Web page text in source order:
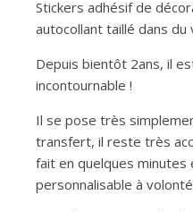
Stickers adhésif de
autocollant taillé dans du
Depuis bientôt 2ans, il
incontournable !
Il se pose très
transfert, il reste très
fait en quelques minutes
personnalisable à